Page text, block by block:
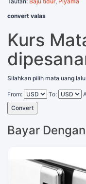
convert valas
Kurs
Silahkan pilih mata uang
From: To:
Convert
Bayar